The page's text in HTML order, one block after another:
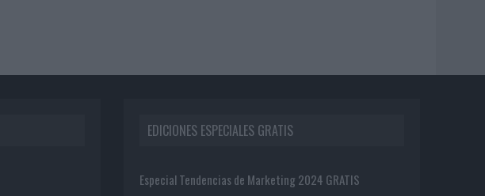
EDICIONES ESPECIALES GRATIS
Especial Tendencias de Marketing 2024 GRATIS